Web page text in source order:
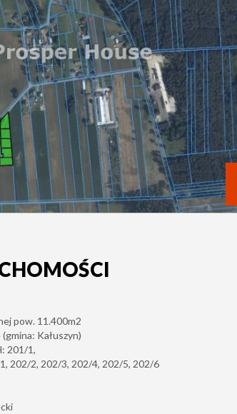
pow. 11.400m2
Kałuszyn)
201/1,
202/2, 202/3, 202/4, 202/5, 202/6